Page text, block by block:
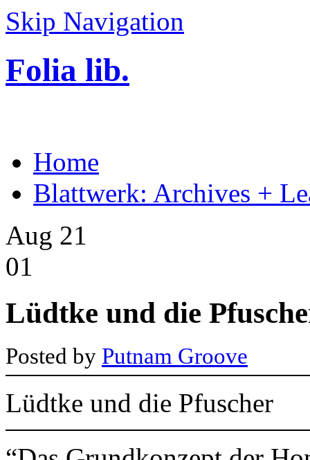
Skip Navigation
Folia lib.
Home
Blattwerk: Archives +
Aug 21
01
Lüdtke und die
Posted by Putnam Groove
Lüdtke und die Pfuscher